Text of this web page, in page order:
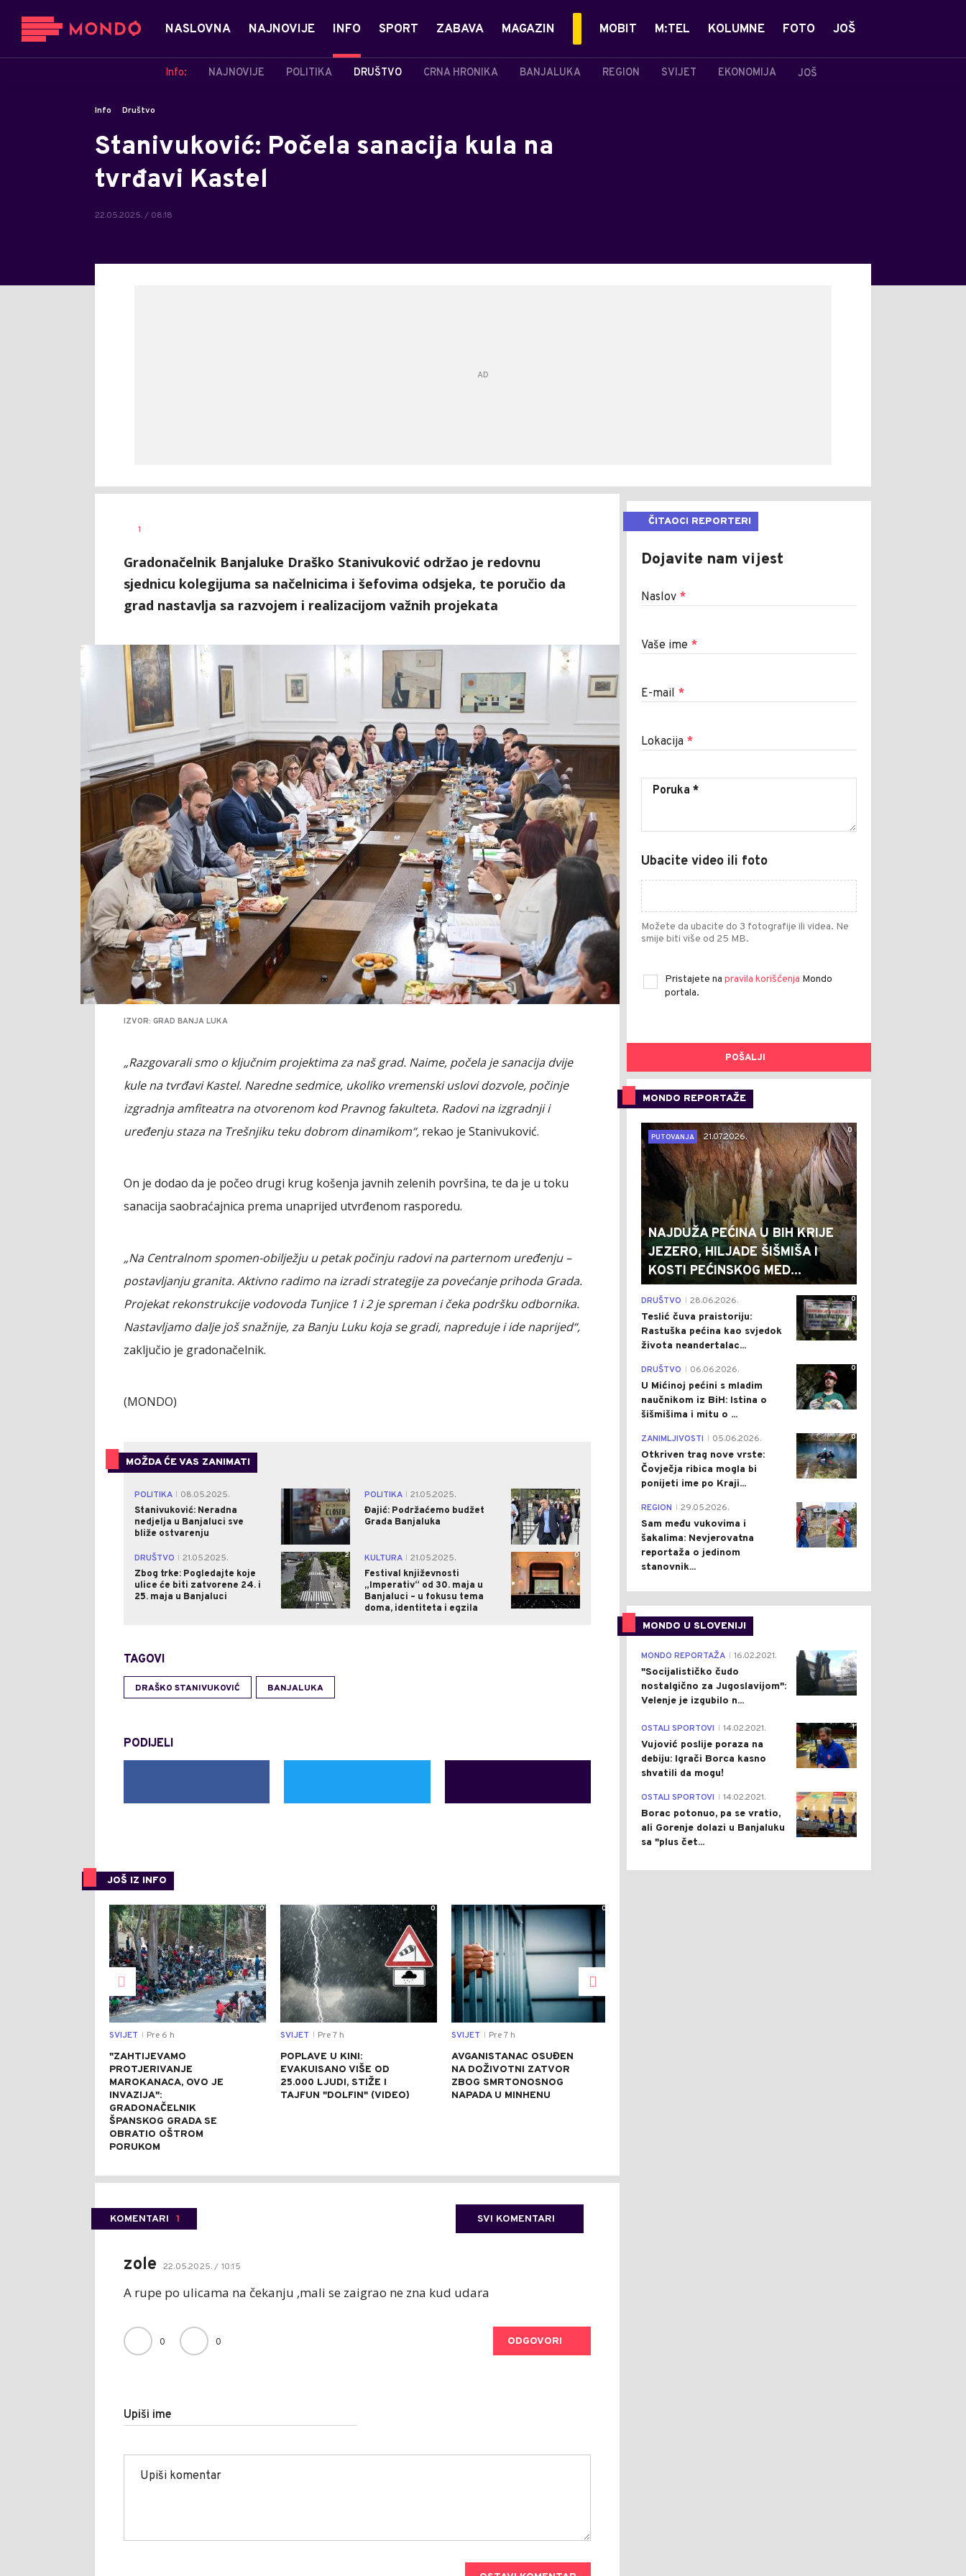
NASLOVNA NAJNOVIJE INFO
Info: NAJNOVIJE POLITIKA DRUŠTVO CRNA HRONIKA BANJALUKA REGION SVIJET EKONOMIJA JOŠ
SPORT ZABAVA MAGAZIN MOBIT M:TEL KOLUMNE FOTO JOŠ
Info Društvo
Stanivuković: Počela sanacija kula na
tvrđavi Kastel
22.05.2025. / 08:18
AUTOR
1
Gradonačelnik Banjaluke Draško Stanivuković održao je redovnu
sjednicu kolegijuma sa načelnicima i šefovima odsjeka, te poručio da
grad nastavlja sa razvojem i realizacijom važnih projekata
IZVOR: GRAD BANJA LUKA
„Razgovarali smo o ključnim projektima za naš grad. Naime, počela je sanacija dvije
kule na tvrđavi Kastel. Naredne sedmice, ukoliko vremenski uslovi dozvole, počinje
izgradnja amfiteatra na otvorenom kod Pravnog fakulteta. Radovi na izgradnji i
uređenju staza na Trešnjiku teku dobrom dinamikom“, rekao je Stanivuković.
On je dodao da je počeo drugi krug košenja javnih zelenih površina, te da je u toku
sanacija saobraćajnica prema unaprijed utvrđenom rasporedu.
„Na Centralnom spomen-obilježju u petak počinju radovi na parternom uređenju –
postavljanju granita. Aktivno radimo na izradi strategije za povećanje prihoda Grada.
Projekat rekonstrukcije vodovoda Tunjice 1 i 2 je spreman i čeka podršku odbornika.
Nastavljamo dalje još snažnije, za Banju Luku koja se gradi, napreduje i ide naprijed“,
zaključio je gradonačelnik.
(MONDO)
MOŽDA ĆE VAS ZANIMATI
POLITIKA
08.05.2025.
Stanivuković: Neradna
nedjelja u Banjaluci sve
bliže ostvarenju
0 POLITIKA
21.05.2025.
Đajić: Podržaćemo budžet
Grada Banjaluka
0
DRUŠTVO
21.05.2025.
Zbog trke: Pogledajte koje
ulice će biti zatvorene 24. i
25. maja u Banjaluci
2 KULTURA
21.05.2025.
Festival književnosti
„Imperativ“ od 30. maja u
Banjaluci – u fokusu tema
doma, identiteta i egzila
0
TAGOVI
DRAŠKO STANIVUKOVIĆ BANJALUKA
PODIJELI
JOŠ IZ INFO
0
SVIJET Pre 6 h
"ZAHTIJEVAMO
PROTJERIVANJE
MAROKANACA, OVO JE
INVAZIJA":
GRADONAČELNIK
ŠPANSKOG GRADA SE
OBRATIO OŠTROM
PORUKOM
0
SVIJET Pre 7 h
POPLAVE U KINI:
EVAKUISANO VIŠE OD
25.000 LJUDI, STIŽE I
TAJFUN "DOLFIN" (VIDEO)
0
SVIJET Pre 7 h
AVGANISTANAC OSUĐEN
NA DOŽIVOTNI ZATVOR
ZBOG SMRTONOSNOG
NAPADA U MINHENU
KOMENTARI 1 SVI KOMENTARI
zole 22.05.2025. / 10:15
A rupe po ulicama na čekanju ,mali se zaigrao ne zna kud udara
0 0 ODGOVORI
Upiši ime
ČITAOCI REPORTERI
Dojavite nam vijest
Naslov *
Vaše ime *
E-mail *
Lokacija *
Ubacite video ili foto
Možete da ubacite do 3 fotografije ili videa. Ne
smije biti više od 25 MB.
Pristajete na pravila korišćenja Mondo
portala.
POŠALJI
MONDO REPORTAŽE
0
PUTOVANJA
21.07.2026.
NAJDUŽA PEĆINA U BIH KRIJE
JEZERO, HILJADE ŠIŠMIŠA I
KOSTI PEĆINSKOG MED...
0
DRUŠTVO 28.06.2026.
Teslić čuva praistoriju:
Rastuška pećina kao svjedok
života neandertalac...
0
DRUŠTVO 06.06.2026.
U Mićinoj pećini s mladim
naučnikom iz BiH: Istina o
šišmišima i mitu o ...
0
ZANIMLJIVOSTI 05.06.2026.
Otkriven trag nove vrste:
Čovječja ribica mogla bi
ponijeti ime po Kraji...
0
REGION 29.05.2026.
Sam među vukovima i
šakalima: Nevjerovatna
reportaža o jedinom
stanovnik...
MONDO U SLOVENIJI
4
MONDO REPORTAŽA 16.02.2021.
"Socijalističko čudo
nostalgično za Jugoslavijom":
Velenje je izgubilo n...
1
OSTALI SPORTOVI 14.02.2021.
Vujović poslije poraza na
debiju: Igrači Borca kasno
shvatili da mogu!
3
OSTALI SPORTOVI 14.02.2021.
Borac potonuo, pa se vratio,
ali Gorenje dolazi u Banjaluku
sa "plus čet...